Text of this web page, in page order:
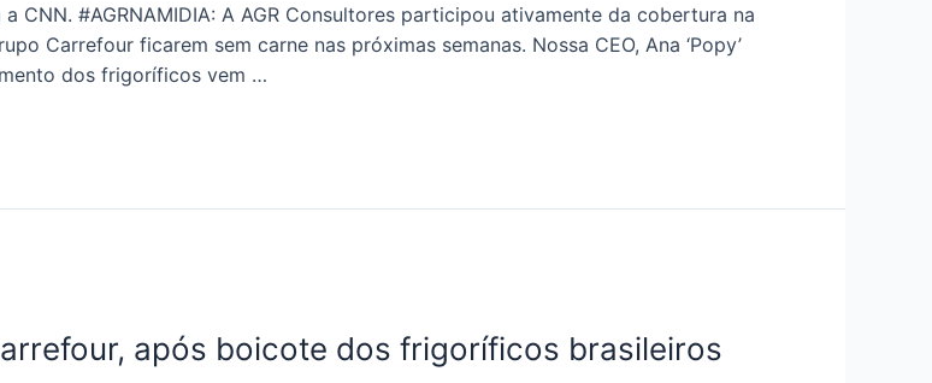
CNN. #AGRNAMIDIA: A AGR Consultores participou ativamente da cobertura na
Carrefour ficarem sem carne nas próximas semanas. Nossa CEO, Ana ‘Popy’
dos frigoríficos vem …
após boicote dos frigoríficos brasileiros